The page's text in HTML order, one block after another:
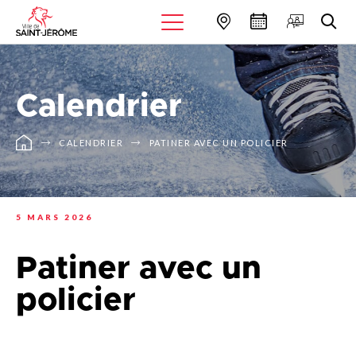
Calendrier
CALENDRIER PATINER AVEC UN POLICIER
5 MARS 2026
Patiner avec un
policier